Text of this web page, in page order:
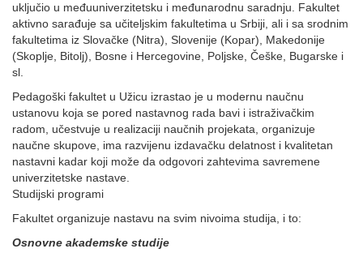
uključio u međuuniverzitetsku i međunarodnu saradnju. Fakultet
aktivno sarađuje sa učiteljskim fakultetima u Srbiji, ali i sa srodnim
fakultetima iz Slovačke (Nitra), Slovenije (Kopar), Makedonije
(Skoplje, Bitolj), Bosne i Hercegovine, Poljske, Češke, Bugarske i
sl.
Pedagoški fakultet u Užicu izrastao je u modernu naučnu
ustanovu koja se pored nastavnog rada bavi i istraživačkim
radom, učestvuje u realizaciji naučnih projekata, organizuje
naučne skupove, ima razvijenu izdavačku delatnost i kvalitetan
nastavni kadar koji može da odgovori zahtevima savremene
univerzitetske nastave.
Studijski programi
Fakultet organizuje nastavu na svim nivoima studija, i to:
Osnovne akademske studije